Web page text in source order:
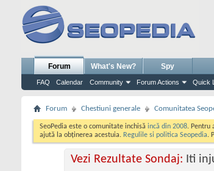
Forum
FAQ Calendar Community Forum Actions Quick
What's New? Spy
Forum Chestiuni generale Comunitatea
SeoPedia este o comunitate inchisă incă din 2008. Pentru
ajută la obținerea acestuia. Regulile si politica Seopedia.
Vezi Rezultate Sondaj: Iti